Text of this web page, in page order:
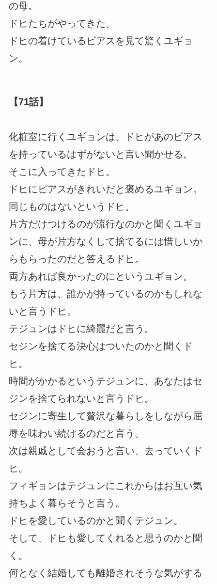
の母。
ドヒたちがやってきた。
ドヒの着けているピアスを見て驚くユギョ
ン。
【71話】
化粧室に行くユギョンは、ドヒがあのピアス
を持っているはずがないと言い聞かせる。
そこに入ってきたドヒ。
ドヒにピアスがきれいだと褒めるユギョン。
同じものはないというドヒ。
片方だけつけるのが流行なのかと聞くユギョ
ンに、母が片方なくして捨てるには惜しいか
らもらったのだと答えるドヒ。
両方あれば良かったのにというユギョン。
もう片方は、誰かが持っているのかもしれな
いと言うドヒ。
テジュンはドヒに綺麗だと言う。
セジンを捨てる決心はついたのかと聞くド
ヒ。
時間がかかるというテジュンに、あなたはセ
ジンを捨てられないと言うドヒ。
セジンに寄生して贅沢な暮らしをしながら屈
辱を味わい続けるのだと言う。
次は親戚として会おうと言い、去っていくド
ヒ。
フィギョンはテジュンにこれからはお互い気
持ちよく暮らそうと言う。
ドヒを愛しているのかと聞くテジュン。
そして、ドヒも愛してくれると思うのかと聞
く。
何となく結婚しても離婚されそうな気がする